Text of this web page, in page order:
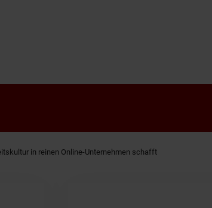
in reinen Online-Unternehmen schafft